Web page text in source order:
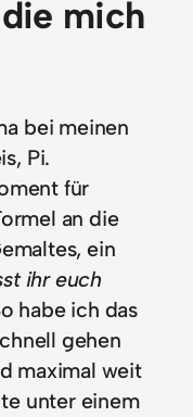
mich
bei meinen
Pi.
für
an die
ein
ihr euch
habe ich das
gehen
maximal weit
unter einem